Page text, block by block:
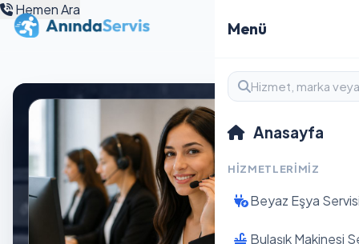
Menü
Anasayfa
HIZMETLERIMIZ
Beyaz Eşya
Bulaşık Makinesi
Hemen Ara